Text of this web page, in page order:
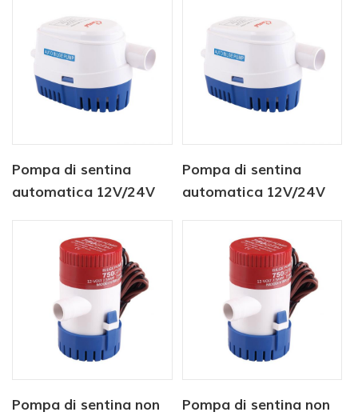
Pompa di sentina
automatica 12V/24V
Pompa di sentina
automatica 12V/24V
sommergibile solare
Pompa di sentina non
Pompa di sentina non